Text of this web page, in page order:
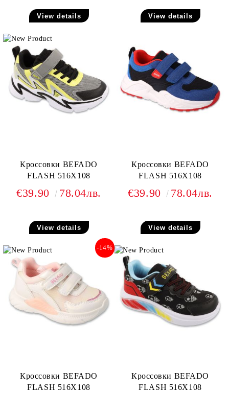
View details View details
Кроссовки BEFADO
FLASH 516X108
€39.90 78.04лв.
View details
Кроссовки BEFADO
FLASH 516X108
€39.90 78.04лв.
View details
Кроссовки BEFADO
FLASH 516X108
-14%
Кроссовки BEFADO
FLASH 516X108